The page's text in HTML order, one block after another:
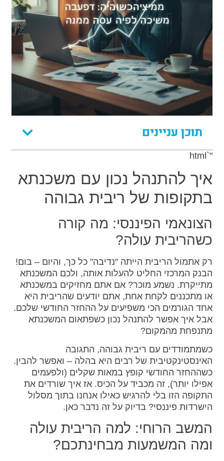
תוכן עניינים
"`html
איך להתנהל נכון עם משכנתא
בתקופות של ריבית גבוהה
הצונאמי הפיננסי: מה קורה
כשהריבית עולה?
רק אתמול הריבית הייתה "נדיבה" כל כך, והיום – בום!
הבנק המרכזי החליט להעלות אותה, ולכם המשכנתא
מתייקרת. נשמע מוכר? אם אתם מחזיקים במשכנתא
או מתכננים לקחת אחת, אתם יודעים שהריבית היא
אחד הגורמים הכי משפיעים על ההחזר החודשי שלכם.
אבל איך אפשר להתנהל נכון כשפתאום המשכנתא
מתנפחת מהמקום?
כשמתמודדים עם ריבית גבוהה, התגובה
האינסטינקטיבית של רבים היא בהלה – ואפשר להבין.
כשההחזר החודשי קופץ במאות שקלים (ולפעמים
אפילו יותר), זה מכביד על הכיס. אז איך שורדים את
התקופה הזו בלי להרגיש כאילו אנחנו בתוך מסלול
הישרדות פיננסי? בדיוק על זה נדבר כאן.
המשב הרוחי: למה הריבית עולה
ומה המשמעות מבחינתכם?